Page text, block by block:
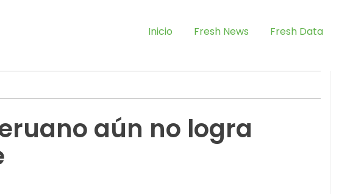
Inicio Fresh News Fresh Data
aún no logra